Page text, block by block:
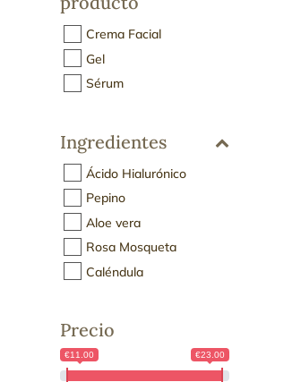
Crema Facial
Gel
Sérum
Ingredientes
Ácido Hialurónico
Pepino
Aloe vera
Rosa Mosqueta
Caléndula
Precio
€11.00 €23.00